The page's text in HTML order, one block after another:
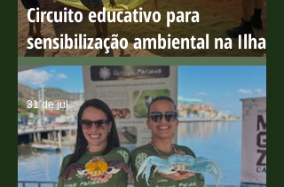
Circuito educativo para
sensibilização ambiental na Ilha
do Boi
31 de jul.